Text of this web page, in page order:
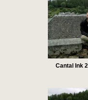
Cantal Ink